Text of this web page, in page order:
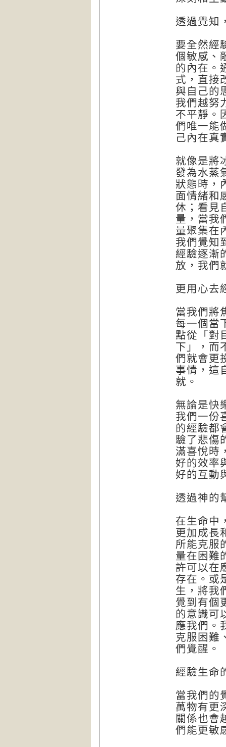
透過覺知
要全然經
個敏感、
的內在。
式，直接
與自己的
我們越努
不平靜。
們唯一能
己內在真
就像是將
發為水蒸
狀態時，
面情緒和
休；看見
量，當我
量聚集在
我們覺知
經驗逐漸
放，我們
更用心去
當我們將
每一個當
點從「對
下」，而
們就會更
事情，這
就。
無論是快
我們一份
的經驗都
驗了悲傷
滿喜悅時
好的效率
好的互動
透過神的
在生命中
更加成長
所能克服
量在困難
許可以在
存在。或
生，將我
覺到有個
的意識可
應我們。
克服困難
們覺醒。
經驗生命
當我們的
萬物有更
關係也會
們能更敏